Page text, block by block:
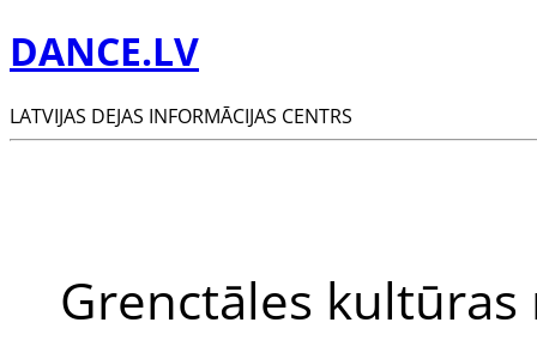
DANCE.LV
LATVIJAS DEJAS INFORMĀCIJAS CENTRS
Grenctāles kultūras